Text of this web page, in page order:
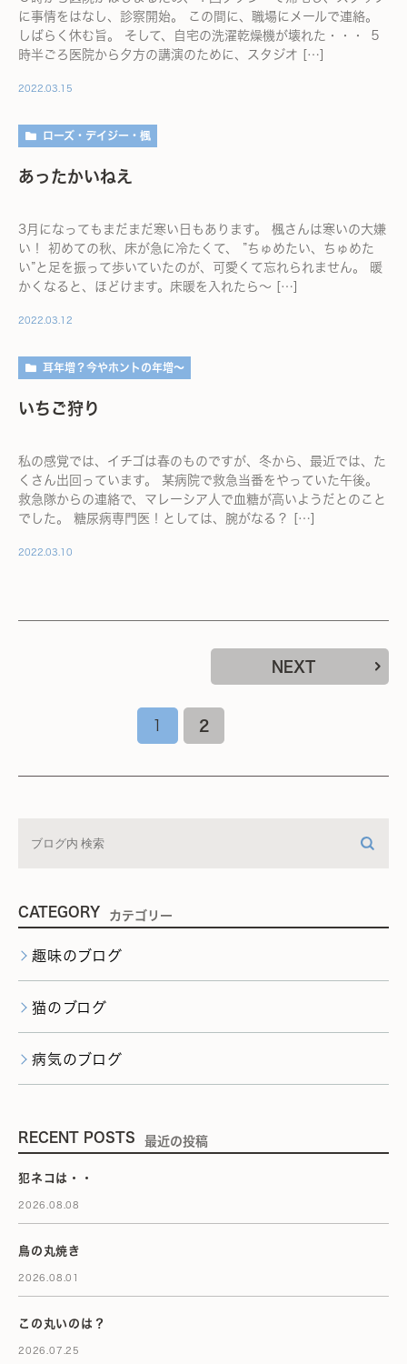
に事情をはなし、診察開始。 この間に、職場にメールで連絡。
しばらく休む旨。 そして、自宅の洗濯乾燥機が壊れた・・・ ５
時半ごろ医院から夕方の講演のために、スタジオ […]
2022.03.15
ローズ・デイジー・楓
あったかいねえ
3月になってもまだまだ寒い日もあります。 楓さんは寒いの大嫌
い！ 初めての秋、床が急に冷たくて、 ”ちゅめたい、ちゅめた
い”と足を振って歩いていたのが、可愛くて忘れられません。 暖
かくなると、ほどけます。床暖を入れたら～ […]
2022.03.12
耳年増？今やホントの年増～
いちご狩り
私の感覚では、イチゴは春のものですが、冬から、最近では、た
くさん出回っています。 某病院で救急当番をやっていた午後。
救急隊からの連絡で、マレーシア人で血糖が高いようだとのこと
でした。 糖尿病専門医！としては、腕がなる？ […]
2022.03.10
1 2
NEXT
CATEGORY カテゴリー
趣味のブログ
猫のブログ
病気のブログ
RECENT POSTS 最近の投稿
犯ネコは・・
2026.08.08
鳥の丸焼き
2026.08.01
この丸いのは？
2026.07.25